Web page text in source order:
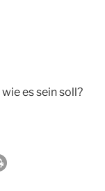
es sein soll?